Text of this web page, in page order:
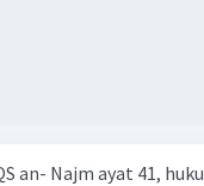
an- Najm ayat 41,